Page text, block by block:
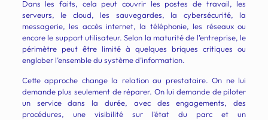
Dans les faits, cela peut couvrir les postes de travail, les
serveurs, le cloud, les sauvegardes, la cybersécurité, la
messagerie, les accès internet, la téléphonie, les réseaux ou
encore le support utilisateur. Selon la maturité de l’entreprise, le
périmètre peut être limité à quelques briques critiques ou
englober l’ensemble du système d’information.
Cette approche change la relation au prestataire. On ne lui
demande plus seulement de réparer. On lui demande de piloter
un service dans la durée, avec des engagements, des
procédures, une visibilité sur l’état du parc et un